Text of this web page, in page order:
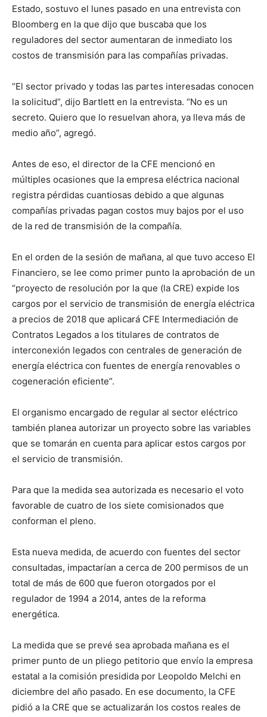
Estado, sostuvo el lunes pasado en una entrevista con
Bloomberg en la que dijo que buscaba que los
reguladores del sector aumentaran de inmediato los
costos de transmisión para las compañías privadas.
“El sector privado y todas las partes interesadas conocen
la solicitud”, dijo Bartlett en la entrevista. “No es un
secreto. Quiero que lo resuelvan ahora, ya lleva más de
medio año”, agregó.
Antes de eso, el director de la CFE mencionó en
múltiples ocasiones que la empresa eléctrica nacional
registra pérdidas cuantiosas debido a que algunas
compañías privadas pagan costos muy bajos por el uso
de la red de transmisión de la compañía.
En el orden de la sesión de mañana, al que tuvo acceso El
Financiero, se lee como primer punto la aprobación de un
“proyecto de resolución por la que (la CRE) expide los
cargos por el servicio de transmisión de energía eléctrica
a precios de 2018 que aplicará CFE Intermediación de
Contratos Legados a los titulares de contratos de
interconexión legados con centrales de generación de
energía eléctrica con fuentes de energía renovables o
cogeneración eficiente”.
El organismo encargado de regular al sector eléctrico
también planea autorizar un proyecto sobre las variables
que se tomarán en cuenta para aplicar estos cargos por
el servicio de transmisión.
Para que la medida sea autorizada es necesario el voto
favorable de cuatro de los siete comisionados que
conforman el pleno.
Esta nueva medida, de acuerdo con fuentes del sector
consultadas, impactarían a cerca de 200 permisos de un
total de más de 600 que fueron otorgados por el
regulador de 1994 a 2014, antes de la reforma
energética.
La medida que se prevé sea aprobada mañana es el
primer punto de un pliego petitorio que envío la empresa
estatal a la comisión presidida por Leopoldo Melchi en
diciembre del año pasado. En ese documento, la CFE
pidió a la CRE que se actualizarán los costos reales de